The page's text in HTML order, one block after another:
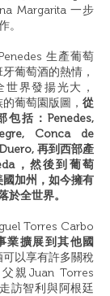
Margarita 一步
。
生產葡萄
葡萄酒的熱情，
界發揚光大，
葡萄園版圖， 從
包括： Penedes,
Conca de
再到西部產
，然後到葡萄
加州， 如今擁有
於全世界。
Torres Carbo
業擴展到其他國
可以享有許多關稅
親Juan Torres
訪智利與阿根廷